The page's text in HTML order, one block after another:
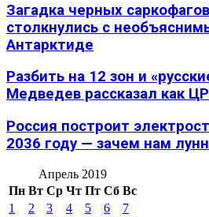
Загадка черных
столкнулись с
Антарктиде
Разбить на 12 зон и
Медведев рассказал как
Россия построит
2036 году — зачем нам
Апрель 2019
Пн Вт Ср Чт Пт Сб Вс
1
2 3 4 5 6
7